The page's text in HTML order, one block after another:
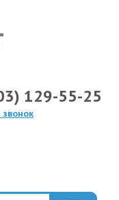
129-55-25